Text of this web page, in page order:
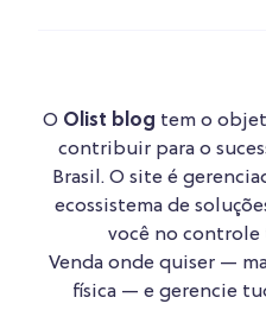
O Olist blog tem o
contribuir para o
Brasil. O site é
ecossistema de
você no
Venda onde quiser —
física — e gerencie